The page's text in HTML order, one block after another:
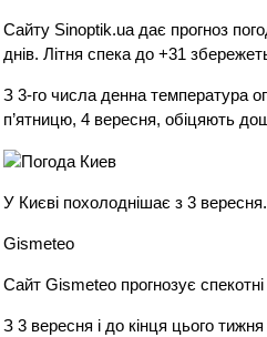
Сайту Sinoptik.ua дає прогноз
днів. Літня спека до +31
З 3-го числа денна температура
п’ятницю, 4 вересня, обіцяють
У Києві похолоднішає з 3
Gismeteо
Сайт Gismeteо прогнозує
З 3 вересня і до кінця цього